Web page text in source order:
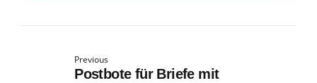
Previous
Postbote für Briefe mit